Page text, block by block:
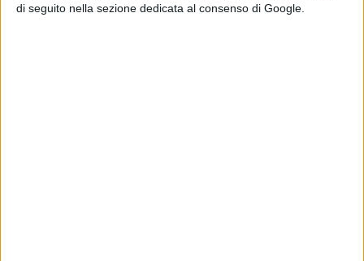
di seguito nella sezione dedicata al consenso di Google.
PubblicatoNovembre 2, 2022in